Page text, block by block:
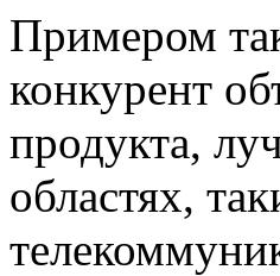
Примером
конкурент
продукта,
областях,